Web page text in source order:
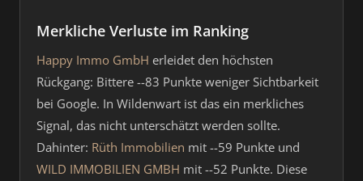
Merkliche Verluste im Ranking
Happy Immo GmbH erleidet den höchsten
Rückgang: Bittere --83 Punkte weniger Sichtbarkeit
bei Google. In Wildenwart ist das ein merkliches
Signal, das nicht unterschätzt werden sollte.
Dahinter: Rüth Immobilien mit --59 Punkte und
WILD IMMOBILIEN GMBH mit --52 Punkte. Diese